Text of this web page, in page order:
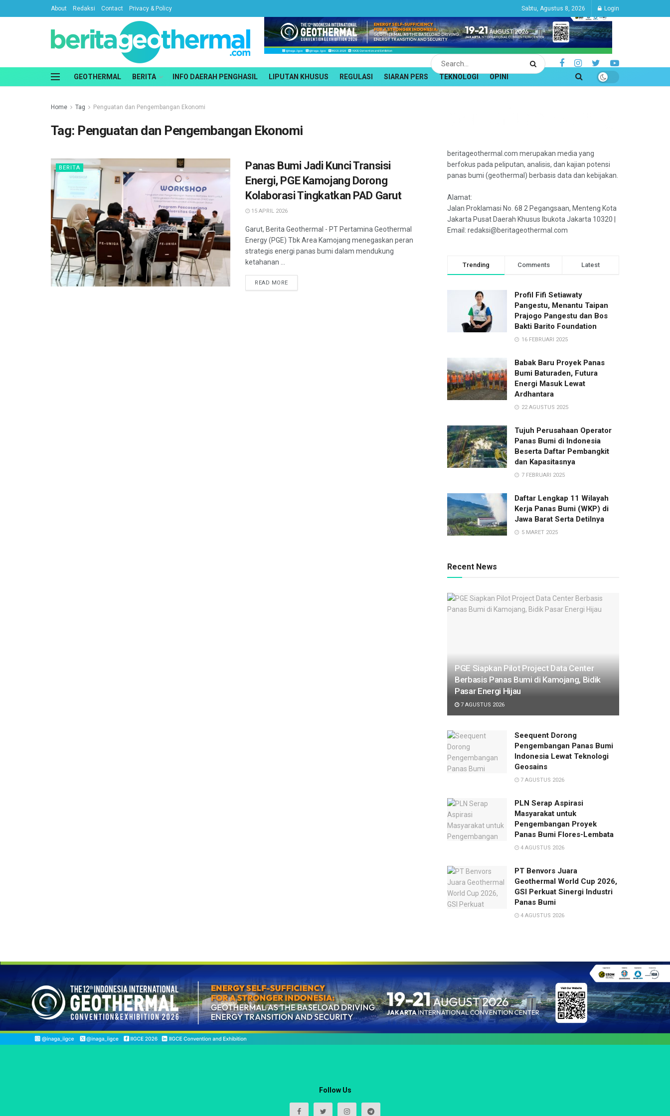
About Redaksi Contact Privacy & Policy Sabtu, Agustus 8, 2026 Login
GEOTHERMAL BERITA INFO DAERAH PENGHASIL LIPUTAN KHUSUS REGULASI SIARAN PERS TEKNOLOGI OPINI
Home Tag Penguatan dan Pengembangan Ekonomi
Tag: Penguatan dan Pengembangan Ekonomi
BERITA
Panas Bumi Jadi Kunci Transisi
Energi, PGE Kamojang Dorong
Kolaborasi Tingkatkan PAD Garut
15 APRIL 2026
Garut, Berita Geothermal - PT Pertamina Geothermal
Energy (PGE) Tbk Area Kamojang menegaskan peran
strategis energi panas bumi dalam mendukung
ketahanan ...
READ MORE
beritageothermal.com merupakan media yang
berfokus pada peliputan, analisis, dan kajian potensi
panas bumi (geothermal) berbasis data dan kebijakan.
Alamat:
Jalan Proklamasi No. 68 2 Pegangsaan, Menteng Kota
Jakarta Pusat Daerah Khusus Ibukota Jakarta 10320 |
Email: redaksi@beritageothermal.com
Trending Comments Latest
Profil Fifi Setiawaty
Pangestu, Menantu Taipan
Prajogo Pangestu dan Bos
Bakti Barito Foundation
16 FEBRUARI 2025
Babak Baru Proyek Panas
Bumi Baturaden, Futura
Energi Masuk Lewat
Ardhantara
22 AGUSTUS 2025
Tujuh Perusahaan Operator
Panas Bumi di Indonesia
Beserta Daftar Pembangkit
dan Kapasitasnya
7 FEBRUARI 2025
Daftar Lengkap 11 Wilayah
Kerja Panas Bumi (WKP) di
Jawa Barat Serta Detilnya
5 MARET 2025
Recent News
PGE Siapkan Pilot Project Data Center
Berbasis Panas Bumi di Kamojang, Bidik
Pasar Energi Hijau
7 AGUSTUS 2026
Seequent Dorong
Pengembangan Panas Bumi
Indonesia Lewat Teknologi
Geosains
7 AGUSTUS 2026
PLN Serap Aspirasi
Masyarakat untuk
Pengembangan Proyek
Panas Bumi Flores-Lembata
4 AGUSTUS 2026
PT Benvors Juara
Geothermal World Cup 2026,
GSI Perkuat Sinergi Industri
Panas Bumi
4 AGUSTUS 2026
Follow Us